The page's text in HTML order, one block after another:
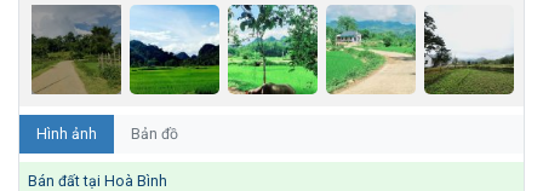
Hình ảnh Bản đồ
Bán đất tại Hoà Bình